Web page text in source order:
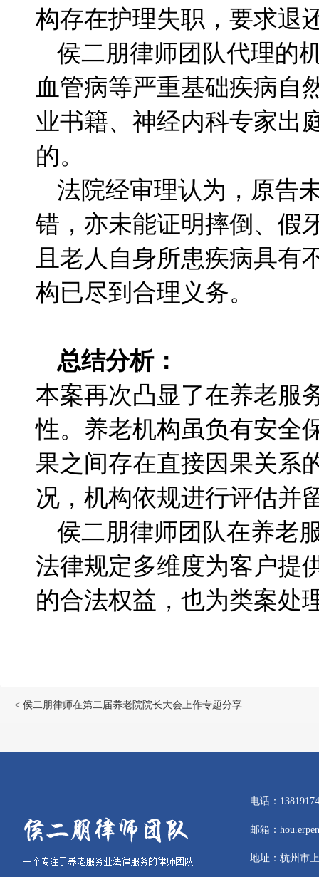
构存在护理失职，要求退
侯二朋律师团队代理的
血管病等严重基础疾病自
业书籍、神经内科专家出
的。
法院经审理认为，原告
错，亦未能证明摔倒、假
且老人自身所患疾病具有
构已尽到合理义务。
总结分析：
本案再次凸显了在养老服
性。养老机构虽负有安全
果之间存在直接因果关系
况，机构依规进行评估并
侯二朋律师团队在养老
法律规定多维度为客户提
的合法权益，也为类案处
< 侯二朋律师在第二届养老院院长大会上作专题分享
电话：
邮箱：
地址：杭州市